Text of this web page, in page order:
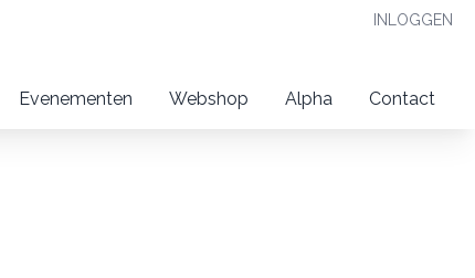
INLOGGEN
Evenementen Webshop Alpha Contact